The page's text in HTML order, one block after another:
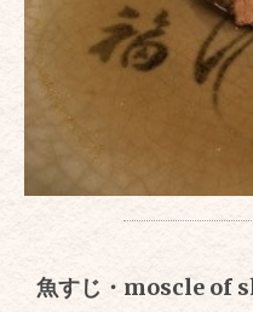
魚すじ・moscle of